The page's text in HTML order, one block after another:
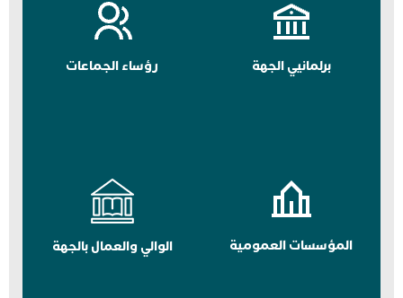
برلمانيي الجهة رؤساء الجماعات
المؤسسات العمومية الوالي والعمال بالجهة